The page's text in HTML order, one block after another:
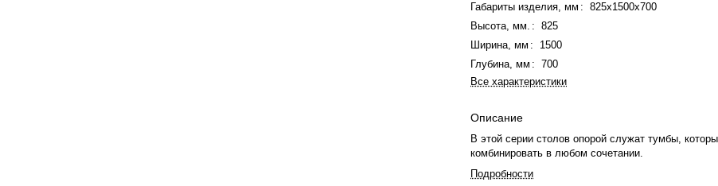
Габариты изделия, мм :
825х1500х700
Высота, мм. :
825
Ширина, мм :
1500
Глубина, мм :
700
Все характеристики
Описание
В этой серии столов опорой служат тумбы,
комбинировать в любом сочетании.
Подробности